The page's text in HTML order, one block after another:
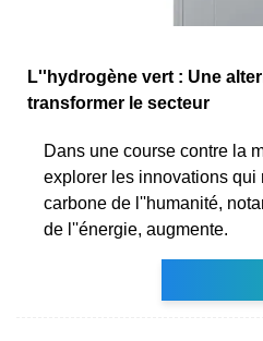
L''hydrogène vert : Une
transformer le secteur
Dans une course contre la
explorer les innovations qui
carbone de l''humanité,
de l''énergie, augmente.